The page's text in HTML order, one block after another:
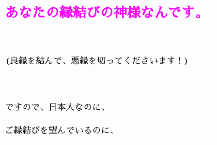
あなたの縁結びの神様なんです。
(良縁を結んで、悪縁を切ってくださいます！)
ですので、日本人なのに、
ご縁結びを望んでいるのに、